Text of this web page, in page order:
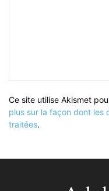
Ce site utilise Akismet
plus sur la façon dont les
traitées.